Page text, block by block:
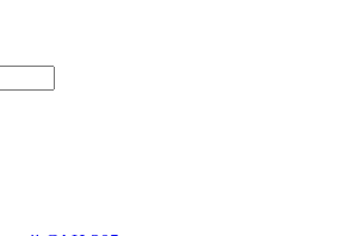
САИПА-160 (FCAW)